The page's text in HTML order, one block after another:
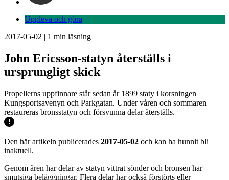
Uppleva och göra
2017-05-02 | 1 min läsning
John Ericsson-statyn återställs i
ursprungligt skick
Propellerns uppfinnare står sedan år 1899 staty i korsningen
Kungsportsavenyn och Parkgatan. Under våren och sommaren
restaureras bronsstatyn och försvunna delar återställs.
Den här artikeln publicerades 2017-05-02 och kan ha hunnit bli
inaktuell.
Genom åren har delar av statyn vittrat sönder och bronsen har
smutsiga beläggningar. Flera delar har också förstörts eller